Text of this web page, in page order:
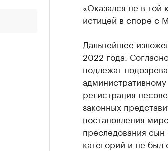
«Оказался не в той
истицей в споре с
Дальнейшее
2022 года.
подлежат
регистрация
законных
постановления
преследования
категорий и не был